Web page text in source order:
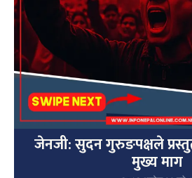
जेनजी: सुदन गुरुङपक्षले
मुख्य माग